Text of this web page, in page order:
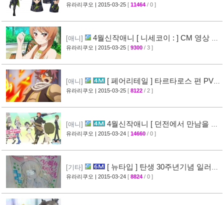
PV 영상 공개 [32]
유라리쿠오 | 2015-03-25 [ 11464 / 0 ]
[애니]
4월신작애니 [ 니세코이 : ] CM 영상 공
개 [47]
유라리쿠오 | 2015-03-25 [ 9300 / 3 ]
[애니]
[ 페어리테일 ] 타르타로스 편 PV
영상 공개 ( FAIRY TAIL ) [32]
유라리쿠오 | 2015-03-25 [ 8122 / 2 ]
[애니]
4월신작애니 [ 던전에서 만남을 추
구하면 안되는 걸까? ] 2차 PV 영상 공개
유라리쿠오 | 2015-03-24 [ 14660 / 0 ]
[기타]
[ 뉴타입 ] 탄생 30주년기념 일러스
트 + [ A-1 Pictures ] 10주년 기념 일러스트 공
유라리쿠오 | 2015-03-24 [ 8824 / 0 ]